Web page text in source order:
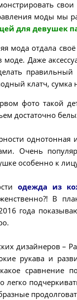
моды мы
для девушек
мода отдала
моде. Даже
клатч,
фото такой
достаточно
однотонная
Очень
особенно к
одежда из
В
года
дизайнеров –
рукава и
сравнение
легко